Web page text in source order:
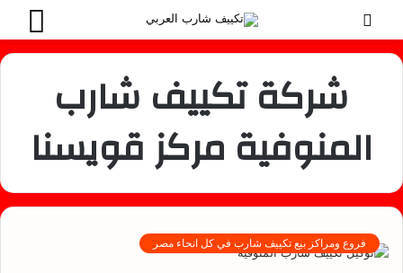
شركة تكييف شارب
المنوفية مركز قويسنا
فروع ومراكز بيع تكييف شارب في كل انحاء مصر